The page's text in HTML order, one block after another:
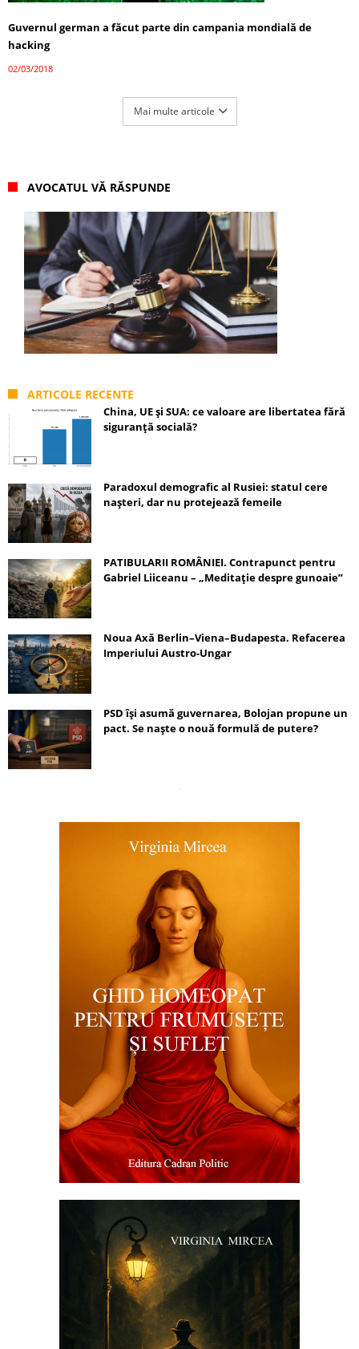
Guvernul german a făcut parte din campania mondială de
hacking
02/03/2018
Mai multe articole
AVOCATUL VĂ RĂSPUNDE
ARTICOLE RECENTE
China, UE și SUA: ce valoare are libertatea fără
siguranță socială?
Paradoxul demografic al Rusiei: statul cere
nașteri, dar nu protejează femeile
PATIBULARII ROMÂNIEI. Contrapunct pentru
Gabriel Liiceanu – „Meditație despre gunoaie”
Noua Axă Berlin–Viena–Budapesta. Refacerea
Imperiului Austro-Ungar
PSD își asumă guvernarea, Bolojan propune un
pact. Se naște o nouă formulă de putere?